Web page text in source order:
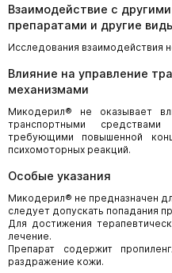
Взаимодействие с
препаратами и другие
Исследования взаимодействия
Влияние на управление
механизмами
Микодерил® не оказывает
транспортными
требующими повышенной
психомоторных реакций.
Особые указания
Микодерил® не предназначен
следует допускать попадания
Для достижения
лечение.
Препарат содержит
раздражение кожи.